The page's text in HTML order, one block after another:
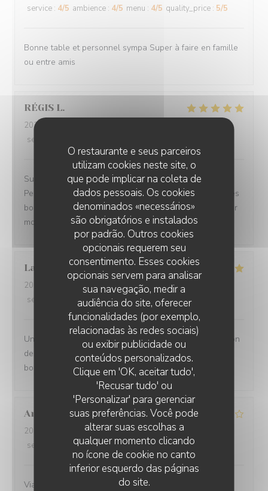
O restaurante e seus parceiros
utilizam cookies neste site, o
que pode implicar na coleta de
dados pessoais. Os cookies
denominados «necessários»
são obrigatórios e instalados
por padrão. Outros cookies
opcionais requerem seu
consentimento. Esses cookies
opcionais servem para analisar
sua navegação, medir a
audiência do site, oferecer
funcionalidades (por exemplo,
relacionadas às redes sociais)
ou exibir publicidade ou
conteúdos personalizados.
Clique em 'OK, aceitar tudo',
'Recusar tudo' ou
'Personalizar' para gerenciar
suas preferências. Você pode
alterar suas escolhas a
qualquer momento clicando
no ícone de cookie no canto
inferior esquerdo das páginas
do site.
service : 4/5 ambience : 4/5 menu : 4/5 quality_price : 5/5
Bonne table et personnel sympa Super à faire en famille
ou entre amis
RÉGIS L
2026-07-25
service
Superbe accueil, site très sympa, le choix des plats.
Personnel des plus plaisants, la qualités des mets et des
boissons. Nous avons passé une magnifique soirée pour
mon anniversaire.
Laurence L
2026-07-27
- 20:00 - guests 2
service
ambience: 5/5 menu: /5 quality_price
Un moment très agréable en terrasse - Jolie présentation
des plats - portions copieuses - Service au top dans la
bonne humeur.
Anne-Marie G
2026-07-25
- 12:30 - guests 3
service
ambience: 4 /5 menu :4 /5 quality_price
Viande excellente
O'CHAROLAIS